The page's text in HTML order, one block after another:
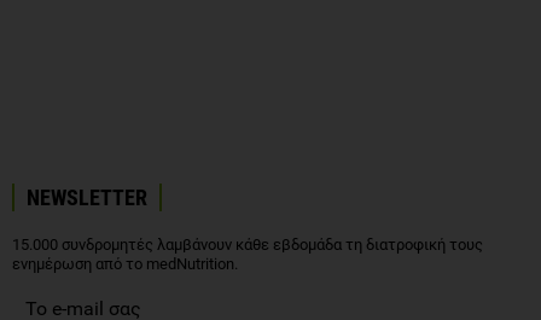
NEWSLETTER
15.000 συνδρομητές λαμβάνουν κάθε εβδομάδα τη διατροφική τους
ενημέρωση από το medNutrition.